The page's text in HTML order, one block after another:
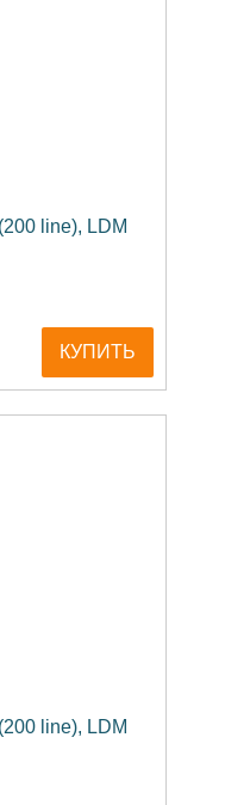
line), LDM
КУПИТЬ
line), LDM